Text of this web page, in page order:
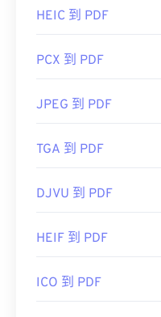
HEIC 到 PDF
PCX 到 PDF
JPEG 到 PDF
TGA 到 PDF
DJVU 到 PDF
HEIF 到 PDF
ICO 到 PDF